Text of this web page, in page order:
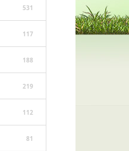
531
117
188
219
112
81